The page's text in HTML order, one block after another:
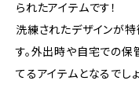
られたアイテムです！
洗練されたデザインが
す。外出時や自宅での保
てるアイテムとなるでしょ